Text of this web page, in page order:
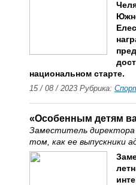
национальном старте.
15 / 08 / 2023 Рубрика:
«Особенным детям
Заместитель
том, как ее выпускники